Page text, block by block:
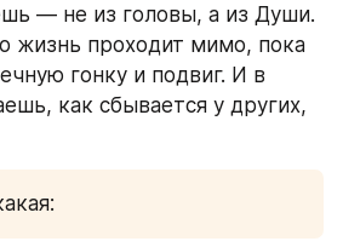
— не из головы, а из Души.
гонку и подвиг. И в
как сбывается у других,